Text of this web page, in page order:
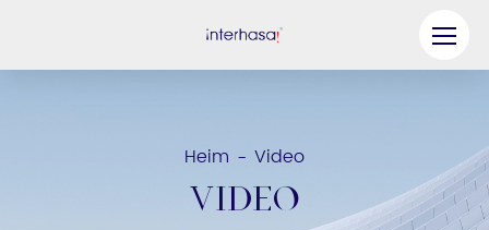
Heim - Video
VIDEO
Werden Sie unser Partner